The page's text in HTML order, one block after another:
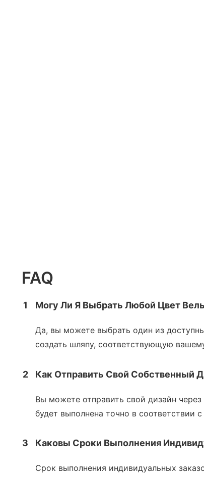
FAQ
1 Могу Ли Я Выбрать Любой Цвет
Да, вы можете выбрать один из
создать шляпу, соответствующую
2 Как Отправить Свой Собственный
Вы можете отправить свой дизайн
будет выполнена точно в соответствии
3 Каковы Сроки Выполнения
Срок выполнения индивидуальных